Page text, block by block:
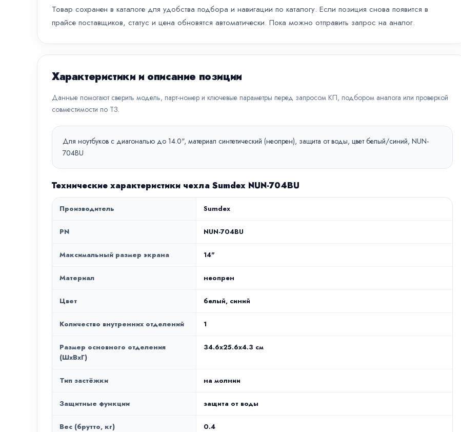
Товар сохранен в каталоге для удобства подбора и навигации по каталогу. Если позиция снова появится в
прайсе поставщиков, статус и цена обновятся автоматически. Пока можно отправить запрос на аналог.
Характеристики и описание позиции
Данные помогают сверить модель, парт-номер и ключевые параметры перед запросом КП, подбором аналога или проверкой
совместимости по ТЗ.
Для ноутбуков с диагональю до 14.0", материал синтетический (неопрен), защита от воды, цвет белый/синий, NUN-
704BU
Технические характеристики чехла Sumdex NUN-704BU
Производитель Sumdex
PN NUN-704BU
Максимальный размер экрана 14"
Материал неопрен
Цвет белый, синий
Количество внутренних отделений 1
Размер основного отделения
(ШxВxГ)
34.6x25.6x4.3 см
Тип застёжки на молнии
Защитные функции защита от воды
Вес (брутто, кг) 0.4